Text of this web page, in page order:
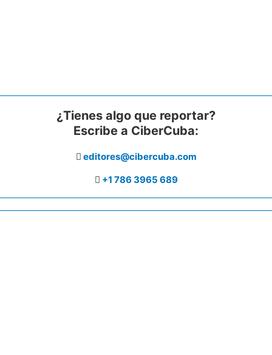
¿Tienes algo que reportar?
Escribe a CiberCuba:
editores@cibercuba.com
+1 786 3965 689